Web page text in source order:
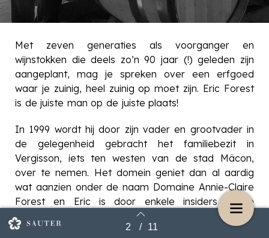
2 / 11
Met zeven generaties als voorganger en
wijnstokken die deels zo’n 90 jaar (!) geleden zijn
aangeplant, mag je spreken over een erfgoed
waar je zuinig, heel zuinig op moet zijn. Eric Forest
is de juiste man op de juiste plaats!
In 1999 wordt hij door zijn vader en grootvader in
de gelegenheid gebracht het familiebezit in
Vergisson, iets ten westen van de stad Mâcon,
over te nemen. Het domein geniet dan al aardig
wat aanzien onder de naam Domaine Annie-Claire
Forest en Eric is door enkele insiders in de
wijnwereld dan al gespot als ‘jong talent’.